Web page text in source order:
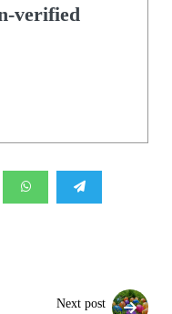
verified
Next post